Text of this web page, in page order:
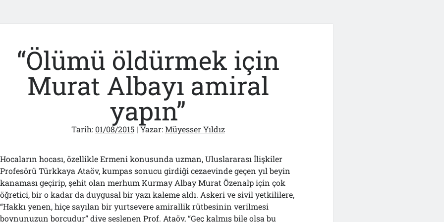
“Ölümü öldürmek için
Murat Albayı amiral
yapın”
Tarih: 01/08/2015| Yazar:Müyesser Yıldız
Hocaların hocası, özellikle Ermeni konusunda uzman, Uluslararası İlişkiler
Profesörü Türkkaya Ataöv, kumpas sonucu girdiği cezaevinde geçen yıl beyin
kanaması geçirip, şehit olan merhum Kurmay Albay Murat Özenalp için çok
öğretici, bir o kadar da duygusal bir yazı kaleme aldı. Askeri ve sivil yetkililere,
“Hakkı yenen, hiçe sayılan bir yurtsevere amirallik rütbesinin verilmesi
boynunuzun borcudur” diye seslenen Prof. Ataöv, “Geç kalmış bile olsa bu